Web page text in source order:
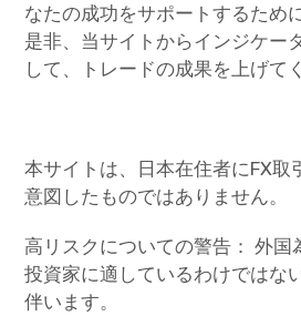
なたの成功をサポートするため
是非、当サイトからインジケー
して、トレードの成果を上げて
本サイトは、日本在住者にFX取
意図したものではありません。
高リスクについての警告： 外国
投資家に適しているわけではな
伴います。